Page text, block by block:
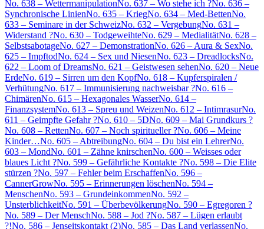
No. 638 – WettermanipulationNo. 637 – Wo stehe ich ?No. 636 –
Synchronische LinienNo. 635 – KriegNo. 634 – Med-BettenNo.
633 – Seminare in der SchweizNo. 632 – VergebungNo. 631 –
Widerstand ?No. 630 – TodgeweihteNo. 629 – MedialitätNo. 628 –
SelbstsabotageNo. 627 – DemonstrationNo. 626 – Aura & SexNo.
625 – ImpftodNo. 624 – Sex und NiesenNo. 623 – DreadlocksNo.
622 – Loom of DreamsNo. 621 – Geistwesen sehenNo. 620 – Neue
ErdeNo. 619 – Sirren um den KopfNo. 618 – Kupferspiralen /
VerhütungNo. 617 – Immunisierung nachweisbar ?No. 616 –
ChimärenNo. 615 – Hexagonales WasserNo. 614 –
FinanzsystemNo. 613 – Spreu und WeizenNo. 612 – IntimrasurNo.
611 – Geimpfte Gefahr ?No. 610 – 5DNo. 609 – Mai Grundkurs ?
No. 608 – RettenNo. 607 – Noch spiritueller ?No. 606 – Meine
Kinder…No. 605 – AbtreibungNo. 604 – Du bist ein LehrerNo.
603 – MondNo. 601 – Zähne knirschenNo. 600 – Weisses oder
blaues Licht ?No. 599 – Gefährliche Kontakte ?No. 598 – Die Elite
stürzen ?No. 597 – Fehler beim ErschaffenNo. 596 –
CannerGrowNo. 595 – Erinnerungen löschenNo. 594 –
MenschenNo. 593 – GrundeinkommenNo. 592 –
UnsterblichkeitNo. 591 – ÜberbevölkerungNo. 590 – Egregoren ?
No. 589 – Der MenschNo. 588 – Jod ?No. 587 – Lügen erlaubt
?!No. 586 – Jenseitskontakt (2)No. 585 – Das Land verlassenNo.